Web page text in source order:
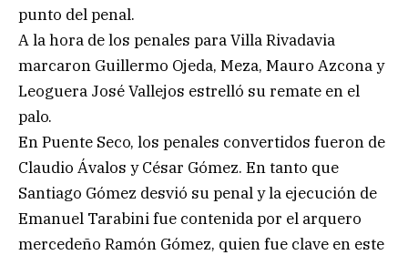
punto del penal.
A la hora de los penales para Villa Rivadavia
marcaron Guillermo Ojeda, Meza, Mauro Azcona y
Leoguera José Vallejos estrelló su remate en el
palo.
En Puente Seco, los penales convertidos fueron de
Claudio Ávalos y César Gómez. En tanto que
Santiago Gómez desvió su penal y la ejecución de
Emanuel Tarabini fue contenida por el arquero
mercedeño Ramón Gómez, quien fue clave en este